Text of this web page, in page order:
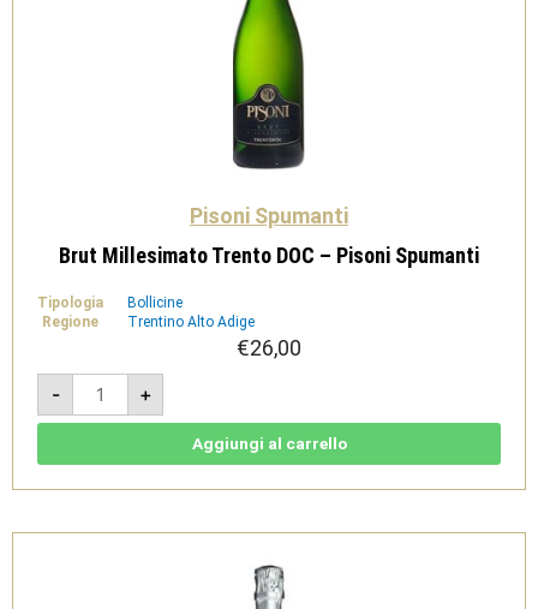
Pisoni Spumanti
Brut Millesimato Trento DOC – Pisoni Spumanti
Tipologia
Bollicine
Regione
Trentino Alto Adige
€26,00
-
Brut
Millesimato
Trento
DOC
quantità
+
Aggiungi al carrello